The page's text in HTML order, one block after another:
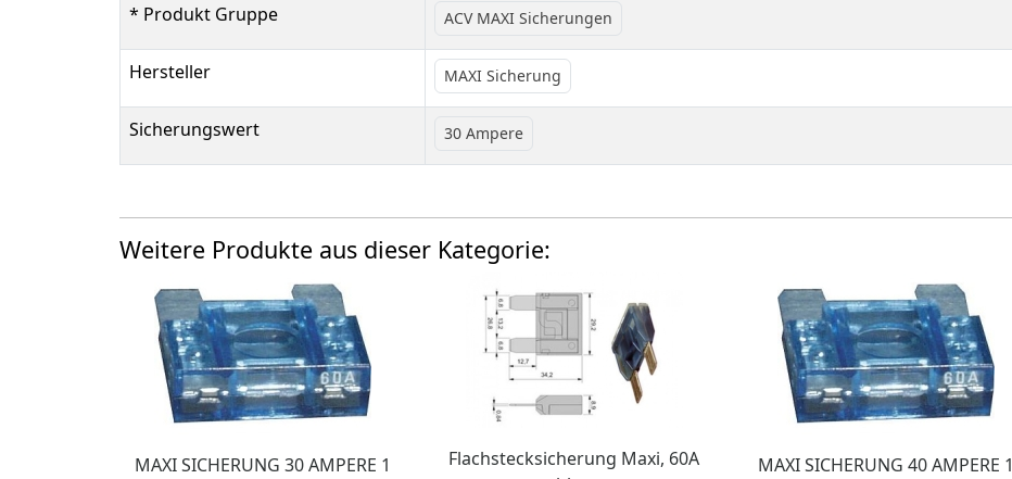
* Produkt Gruppe ACV MAXI Sicherungen
Hersteller MAXI Sicherung
Sicherungswert 30 Ampere
Weitere Produkte aus dieser Kategorie:
MAXI SICHERUNG 30 AMPERE 1
Flachstecksicherung Maxi, 60A
MAXI SICHERUNG 40 AMPERE 1